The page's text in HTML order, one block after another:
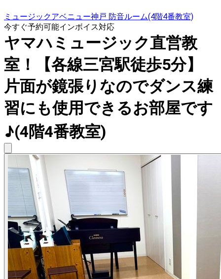
ミュージックアベニュー神戸 防音ルーム(4階4番教室)
今すぐ予約可能インボイス対応
ヤマハミュージック直営教
室！【各線三宮駅徒歩5分】
片面が鏡張りなのでダンス練
習にも使用できるお部屋です
♪(4階4番教室)